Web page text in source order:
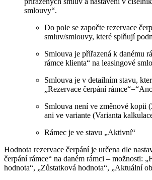
smlouvy“.
Do pole se započte rezervace
smluv/smlouvy, které splňují
Smlouva je přiřazená k danému
rámce klienta“ na leasingové
Smlouva je v detailním stavu,
„Rezervace čerpání
Smlouva není ve změnové kopii
ani ve variante (Varianta
Rámec je ve stavu „Aktivní“
Hodnota rezervace čerpání je určena dle
čerpání rámce“ na daném rámci – možnosti:
hodnota“, „Zůstatková hodnota“, „Aktuální